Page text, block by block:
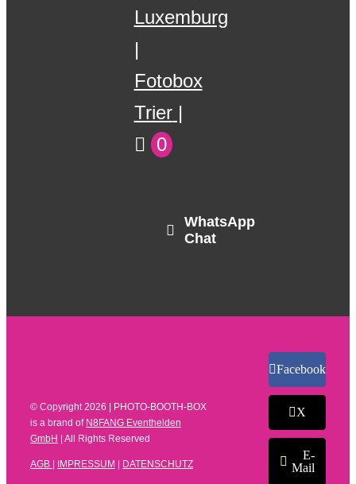
Luxemburg
Fotobox
Trier
0
WhatsApp
Chat
© Copyright2026 | PHOTO-BOOTH-BOX
is a brand of N8FANG Eventhelden
GmbH
| All Rights Reserved
AGB IMPRESSUM DATENSCHUTZ
Facebook
X
E-
Mail